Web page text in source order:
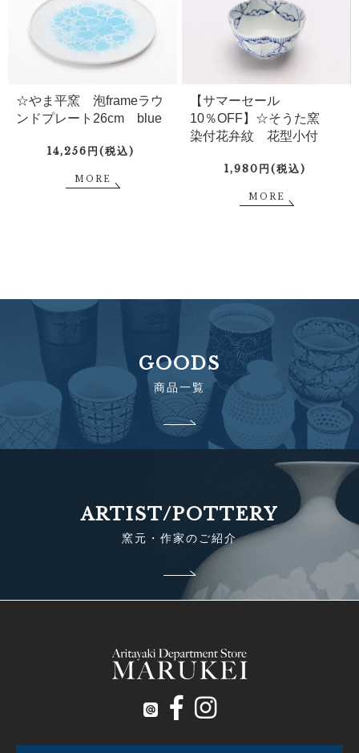
☆やま平窯 泡frameラウ
ンドプレート26cm blue
14,256円(税込)
MORE
【サマーセール
10％OFF】☆そうた窯
染付花弁紋 花型小付
1,980円(税込)
MORE
GOODS
商品一覧
ARTIST/POTTERY
窯元・作家のご紹介